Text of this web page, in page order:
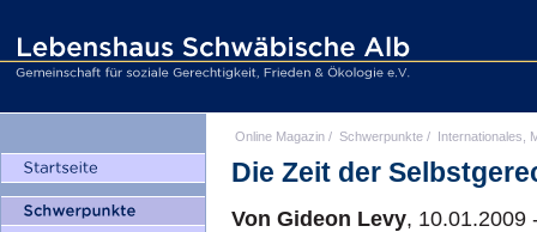
Online Magazin / Schwerpunkte / Internationales,
Die Zeit der
Von Gideon Levy, 10.01.2009